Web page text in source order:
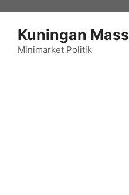
Kuningan Mass
Minimarket Politik